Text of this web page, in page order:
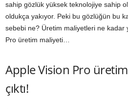
sahip gözlük yüksek teknolojiye sahip
oldukça yakıyor. Peki bu gözlüğün bu
sebebi ne? Üretim maliyetleri ne kadar
Pro üretim maliyeti…
Apple Vision Pro
çıktı!